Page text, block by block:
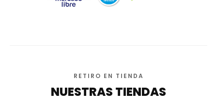
RETIRO EN TIENDA
NUESTRAS TIENDAS